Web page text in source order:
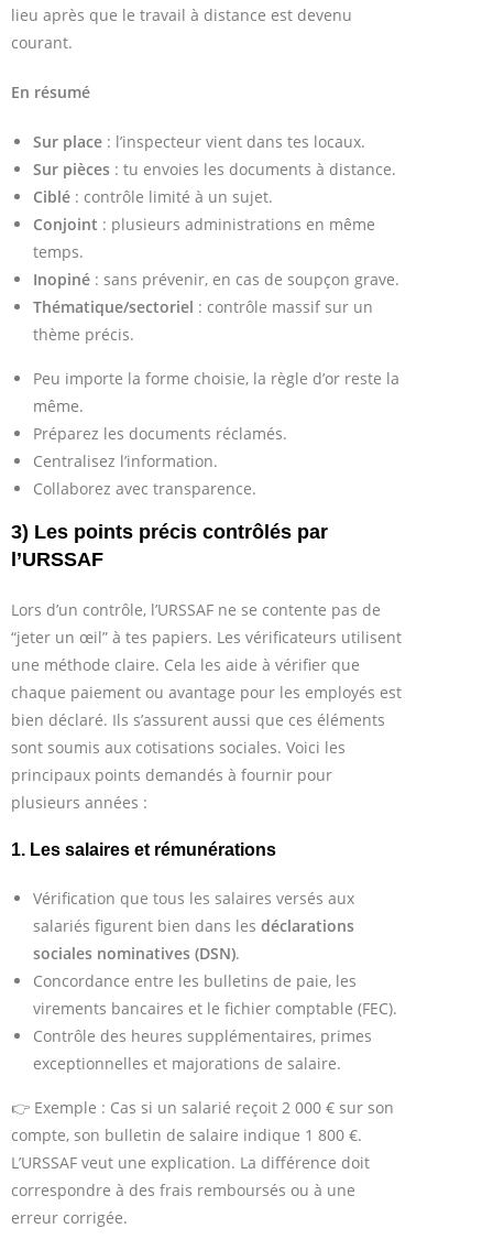
lieu après que le travail à distance est devenu
courant.
En résumé
Sur place : l’inspecteur vient dans tes locaux.
Sur pièces : tu envoies les documents à distance.
Ciblé : contrôle limité à un sujet.
Conjoint : plusieurs administrations en même
temps.
Inopiné : sans prévenir, en cas de soupçon grave.
Thématique/sectoriel : contrôle massif sur un
thème précis.
Peu importe la forme choisie, la règle d’or reste la
même.
Préparez les documents réclamés.
Centralisez l’information.
Collaborez avec transparence.
3) Les points précis contrôlés par
l’URSSAF
Lors d’un contrôle, l’URSSAF ne se contente pas de
“jeter un œil” à tes papiers. Les vérificateurs utilisent
une méthode claire. Cela les aide à vérifier que
chaque paiement ou avantage pour les employés est
bien déclaré. Ils s’assurent aussi que ces éléments
sont soumis aux cotisations sociales. Voici les
principaux points demandés à fournir pour
plusieurs années :
1. Les salaires et rémunérations
Vérification que tous les salaires versés aux
salariés figurent bien dans les déclarations
sociales nominatives (DSN).
Concordance entre les bulletins de paie, les
virements bancaires et le fichier comptable (FEC).
Contrôle des heures supplémentaires, primes
exceptionnelles et majorations de salaire.
👉 Exemple : Cas si un salarié reçoit 2 000 € sur son
compte, son bulletin de salaire indique 1 800 €.
L’URSSAF veut une explication. La différence doit
correspondre à des frais remboursés ou à une
erreur corrigée.